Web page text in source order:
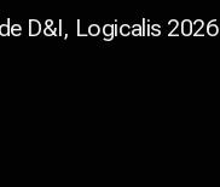
D&I, Logicalis 2026